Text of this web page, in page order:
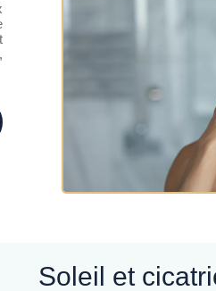
Soleil et cicatrices après une chirurgie